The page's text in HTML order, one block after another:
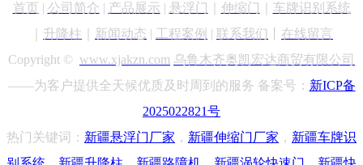
首页 | 公司简介 | 产品展示 | 悬浮门 伸缩门 车牌识别 系统
升降柱 新闻动态 | 工程案例 | 联系我们
在线留言
Copyright © www.xjakzn.com 乌鲁木齐奥凯宏达商贸有限公司
——为客户提供全天候优质及时周到的服务 备案号： 新ICP备
2025022821号
热门关键词： 新疆悬浮门厂家 ， 新疆伸缩门厂家 ， 新疆车牌识